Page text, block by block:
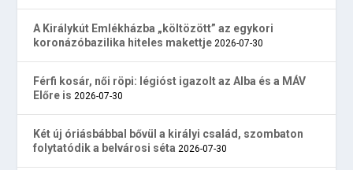
A Királykút Emlékházba „költözött” az egykori
koronázóbazilika hiteles makettje 2026-07-30
Férfi kosár, női röpi: légióst igazolt az Alba és a MÁV
Előre is 2026-07-30
Két új óriásbábbal bővül a királyi család, szombaton
folytatódik a belvárosi séta 2026-07-30